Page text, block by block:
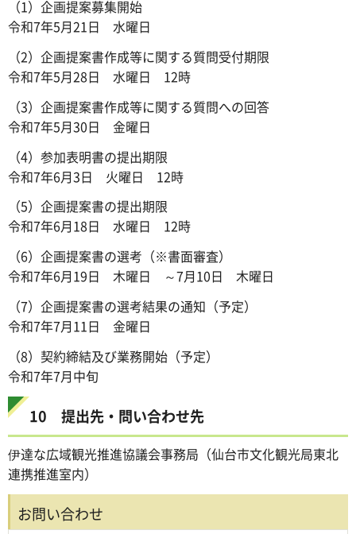
（1）企画提案募集開始
令和7年5月21日 水曜日
（2）企画提案書作成等に関する質問受付期限
令和7年5月28日 水曜日 12時
（3）企画提案書作成等に関する質問への回答
令和7年5月30日 金曜日
（4）参加表明書の提出期限
令和7年6月3日 火曜日 12時
（5）企画提案書の提出期限
令和7年6月18日 水曜日 12時
（6）企画提案書の選考（※書面審査）
令和7年6月19日 木曜日 ～7月10日 木曜日
（7）企画提案書の選考結果の通知（予定）
令和7年7月11日 金曜日
（8）契約締結及び業務開始（予定）
令和7年7月中旬
10 提出先・問い合わせ先
伊達な広域観光推進協議会事務局（仙台市文化観光局東北
連携推進室内）
お問い合わせ